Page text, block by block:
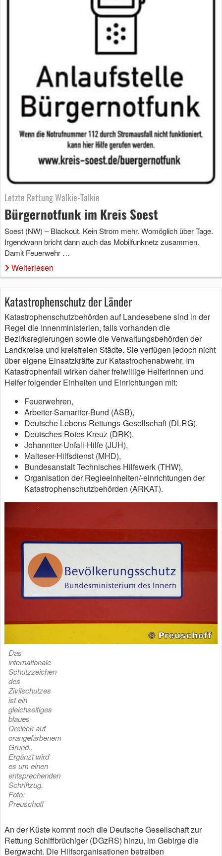
Letzte Rettung Walkie-Talkie
Bürgernotfunk im Kreis Soest
Soest (NW) – Blackout. Kein Strom mehr. Womöglich über Tage.
Irgendwann bricht dann auch das Mobilfunknetz zusammen.
Damit Feuerwehr …
Weiterlesen
Katastrophenschutz der Länder
Katastrophenschutzbehörden auf Landesebene sind in der
Regel die Innenministerien, falls vorhanden die
Bezirksregierungen sowie die Verwaltungsbehörden der
Landkreise und kreisfreien Städte. Sie verfügen jedoch nicht
über eigene Einsatzkräfte zur Katastrophenabwehr. Im
Katastrophenfall wirken daher freiwillige Helferinnen und
Helfer folgender Einheiten und Einrichtungen mit:
Feuerwehren,
Arbeiter-Samariter-Bund (ASB),
Deutsche Lebens-Rettungs-Gesellschaft (DLRG),
Deutsches Rotes Kreuz (DRK),
Johanniter-Unfall-Hilfe (JUH),
Malteser-Hilfsdienst (MHD),
Bundesanstalt Technisches Hilfswerk (THW),
Organisation der Regieeinheiten/-einrichtungen der
Katastrophenschutzbehörden (ARKAT).
Das
internationale
Schutzzeichen
des
Zivilschutzes
ist ein
gleichseitiges
blaues
Dreieck auf
orangefarbenem
Grund..
Ergänzt wird
es um einen
entsprechenden
Schriftzug.
Foto:
Preuschoff
An der Küste kommt noch die Deutsche Gesellschaft zur
Rettung Schiffbrüchiger (DGzRS) hinzu, im Gebirge die
Bergwacht. Die Hilfsorganisationen betreiben